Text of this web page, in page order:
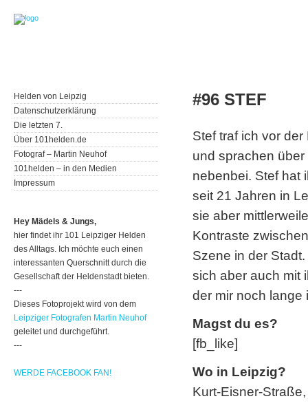
#96 STEF
Stef traf ich vor
und sprachen
nebenbei. Stef hat
seit 21 Jahren in
sie aber
Kontraste
Szene in der
sich aber auch mit
der mir noch lange
Magst du es?
[fb_like]
Wo in Leipzig?
Kurt-Eisner-
Helden von Leipzig
Datenschutzerklärung
Die letzten 7.
Über 101helden.de
Fotograf – Martin Neuhof
101helden – in den Medien
Impressum
Hey Mädels & Jungs,
hier findet ihr 101 Leipziger Helden
des Alltags. Ich möchte euch einen
interessanten Querschnitt durch die
Gesellschaft der Heldenstadt bieten.
---
Dieses Fotoprojekt wird von dem
Leipziger Fotografen Martin Neuhof
geleitet und durchgeführt.
---
WERDE FACEBOOK FAN!